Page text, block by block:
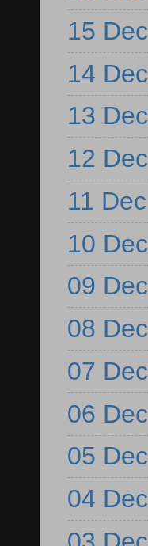
15 Dec
14 Dec
13 Dec
12 Dec
11 Dec
10 Dec
09 Dec
08 Dec
07 Dec
06 Dec
05 Dec
04 Dec